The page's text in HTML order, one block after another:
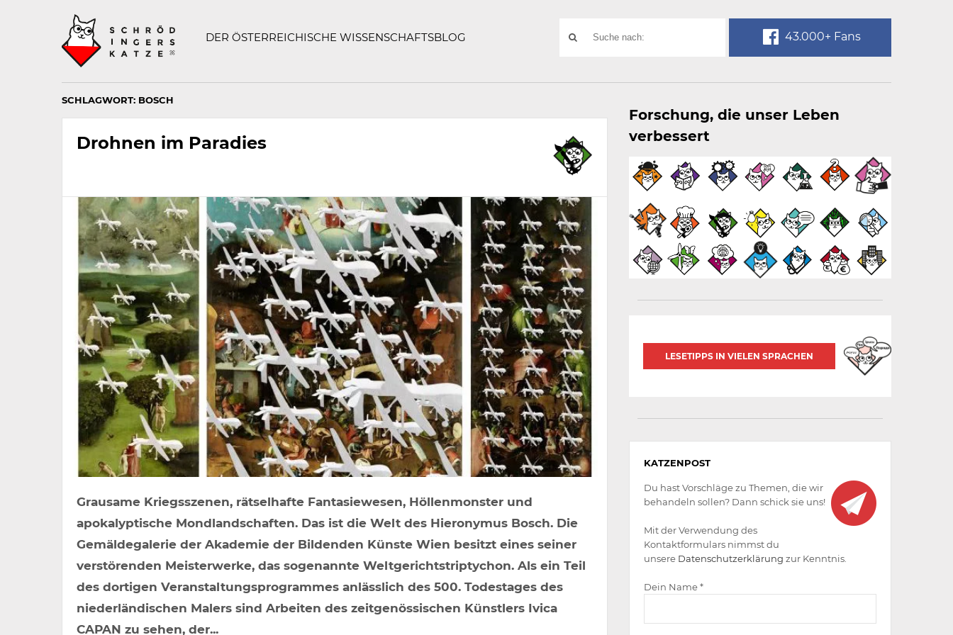
DER ÖSTERREICHISCHE WISSENSCHAFTSBLOG
SUCHE
43.000+ Fans
SCHLAGWORT: BOSCH
Drohnen im Paradies
Grausame Kriegsszenen, rätselhafte Fantasiewesen, Höllenmonster und
apokalyptische Mondlandschaften. Das ist die Welt des Hieronymus Bosch. Die
Gemäldegalerie der Akademie der Bildenden Künste Wien besitzt eines seiner
verstörenden Meisterwerke, das sogenannte Weltgerichtstriptychon. Als ein Teil
des dortigen Veranstaltungsprogrammes anlässlich des 500. Todestages des
niederländischen Malers sind Arbeiten des zeitgenössischen Künstlers Ivica
CAPAN zu sehen, der...
Forschung, die unser Leben
verbessert
LESETIPPS IN VIELEN SPRACHEN
werden
KATZENPOST
Du hast Vorschläge zu Themen, die wir
behandeln sollen? Dann schick sie uns!
Mit der Verwendung des
Kontaktformulars nimmst du
unsere Datenschutzerklärung zur Kenntnis.
Dein Name *